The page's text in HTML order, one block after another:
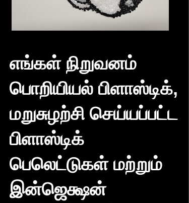
எங்கள் நிறுவனம்
பொறியியல் பிளாஸ்டிக்,
மறுசுழற்சி செய்யப்பட்ட
பிளாஸ்டிக்
பெலெட்டுகள் மற்றும்
இன்ஜெக்ஷன்